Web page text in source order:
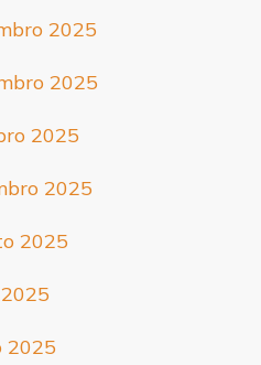
2025
2025
2025
2025
2025
2025